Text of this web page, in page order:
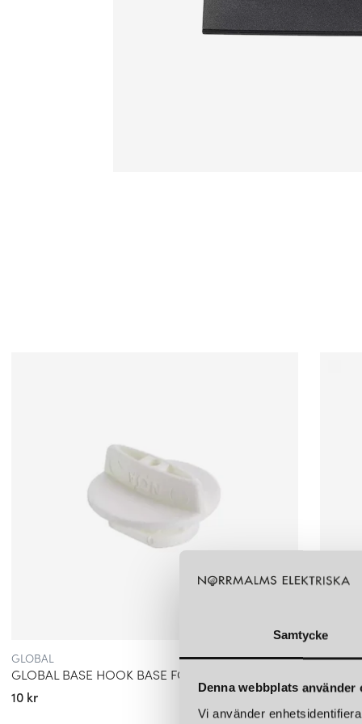
Samtycke
Denna webbplats använder
Vi använder
GLOBAL
10 kr
GLOBAL
5 kr